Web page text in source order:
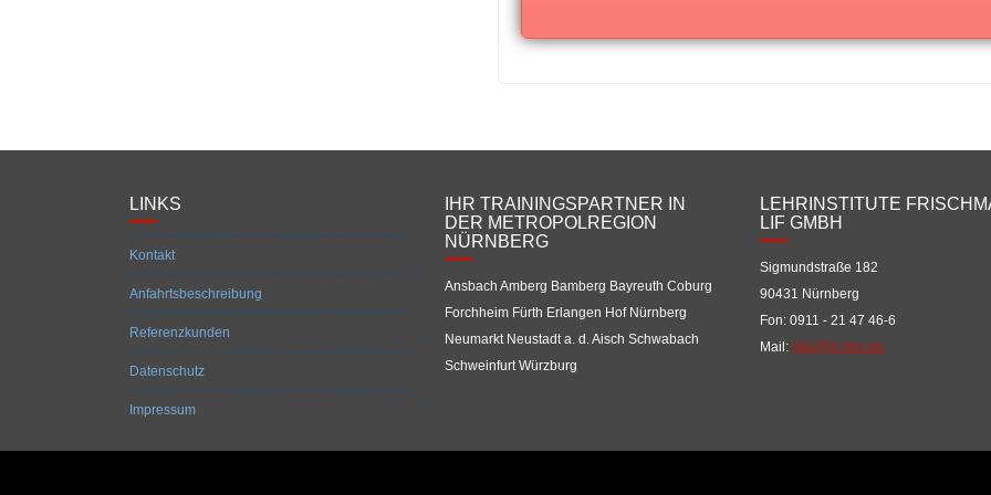
LINKS
Kontakt
Anfahrtsbeschreibung
Referenzkunden
Datenschutz
Impressum
IHR TRAININGSPARTNER IN
DER METROPOLREGION
NÜRNBERG
Ansbach Amberg Bamberg Bayreuth Coburg
Forchheim Fürth Erlangen Hof Nürnberg
Neumarkt Neustadt a. d. Aisch Schwabach
Schweinfurt Würzburg
LEHRINSTITUTE
LIF GMBH
Sigmundstraße 182
90431 Nürnberg
Fon: 0911 - 21 47 46-6
Mail: info@lif-nbg.de